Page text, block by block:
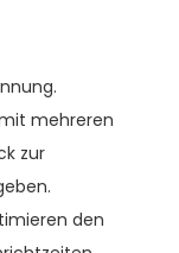
mehreren
zur
den